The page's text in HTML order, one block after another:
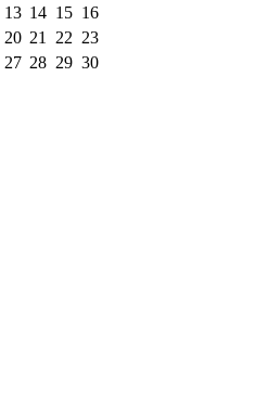
13 14 15 16
20 21 22 23
27 28 29 30